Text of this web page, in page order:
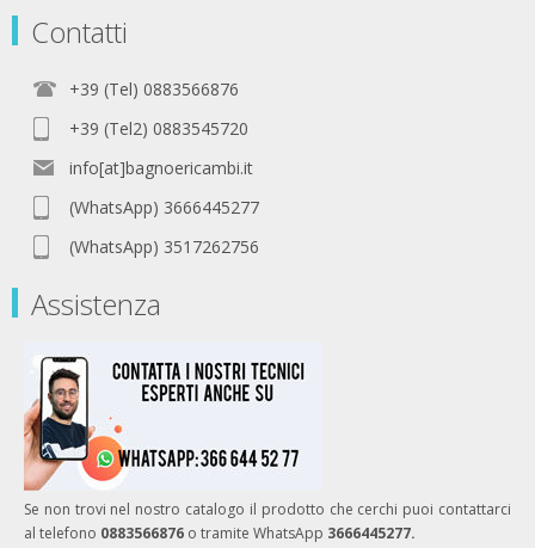
Contatti
+39 (Tel) 0883566876
+39 (Tel2) 0883545720
info[at]bagnoericambi.it
(WhatsApp) 3666445277
(WhatsApp) 3517262756
Assistenza
Se non trovi nel nostro catalogo il prodotto che cerchi puoi contattarci
al telefono 0883566876 o tramite WhatsApp 3666445277.